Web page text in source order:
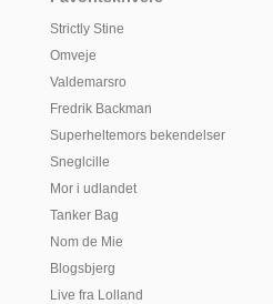
Strictly Stine
Omveje
Valdemarsro
Fredrik Backman
Superheltemors bekendelser
Sneglcille
Mor i udlandet
Tanker Bag
Nom de Mie
Blogsbjerg
Live fra Lolland